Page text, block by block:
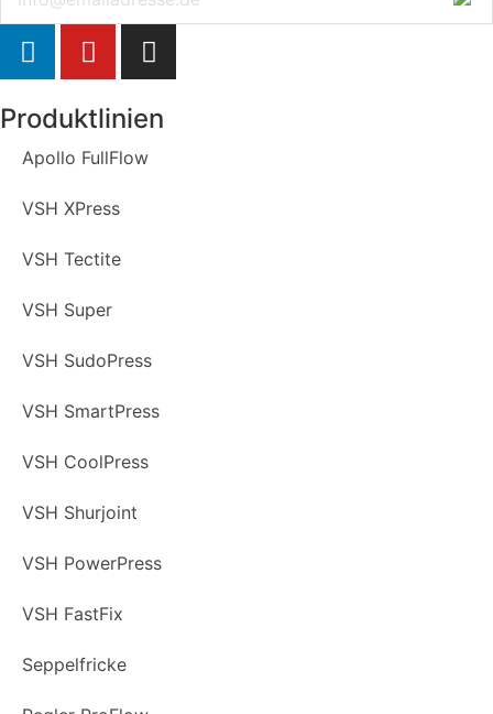
Produktlinien
Apollo FullFlow
VSH XPress
VSH Tectite
VSH Super
VSH SudoPress
VSH SmartPress
VSH CoolPress
VSH Shurjoint
VSH PowerPress
VSH FastFix
Seppelfricke